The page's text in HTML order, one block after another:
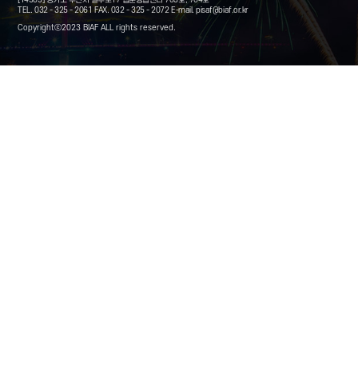
TEL. 032 - 325 - 2061 FAX. 032 - 325 - 2072 E-mail.pisaf@biaf.or.kr
Copyrightⓒ2023 BIAF ALL rights reserved.